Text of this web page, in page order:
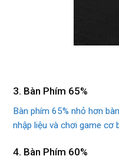
3. Bàn Phím 65%
Bàn phím 65% nhỏ hơn
nhập liệu và chơi game cơ
4. Bàn Phím 60%